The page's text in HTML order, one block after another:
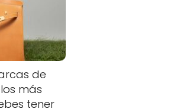
de
más
tener